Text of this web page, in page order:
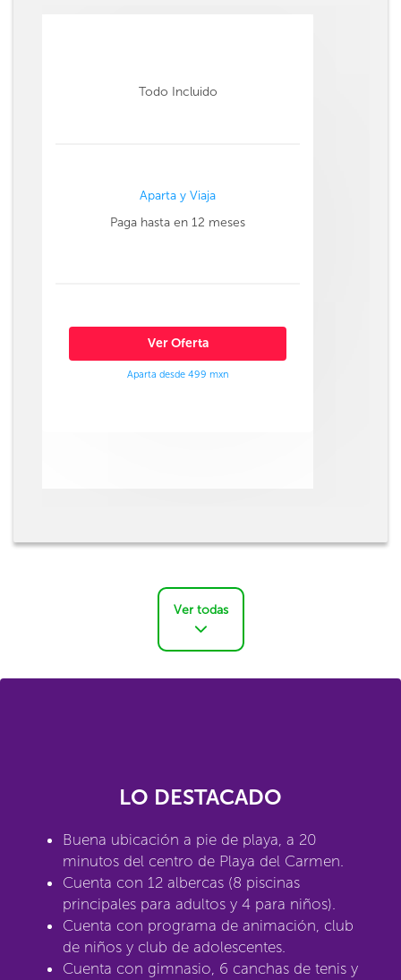
Todo Incluido
Aparta y Viaja
Paga hasta en 12 meses
Ver Oferta
Aparta desde 499 mxn
Ver todas
LO DESTACADO
Buena ubicación a pie de playa, a 20
minutos del centro de Playa del Carmen.
Cuenta con 12 albercas (8 piscinas
principales para adultos y 4 para niños).
Cuenta con programa de animación, club
de niños y club de adolescentes.
Cuenta con gimnasio, 6 canchas de tenis y